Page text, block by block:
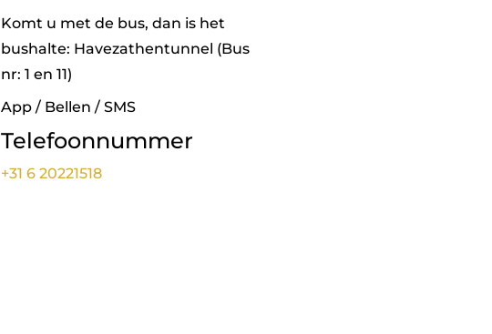
Komt u met de bus, dan is het
bushalte: Havezathentunnel (Bus
nr: 1 en 11)
App / Bellen / SMS
Telefoonnummer
+31 6 20221518